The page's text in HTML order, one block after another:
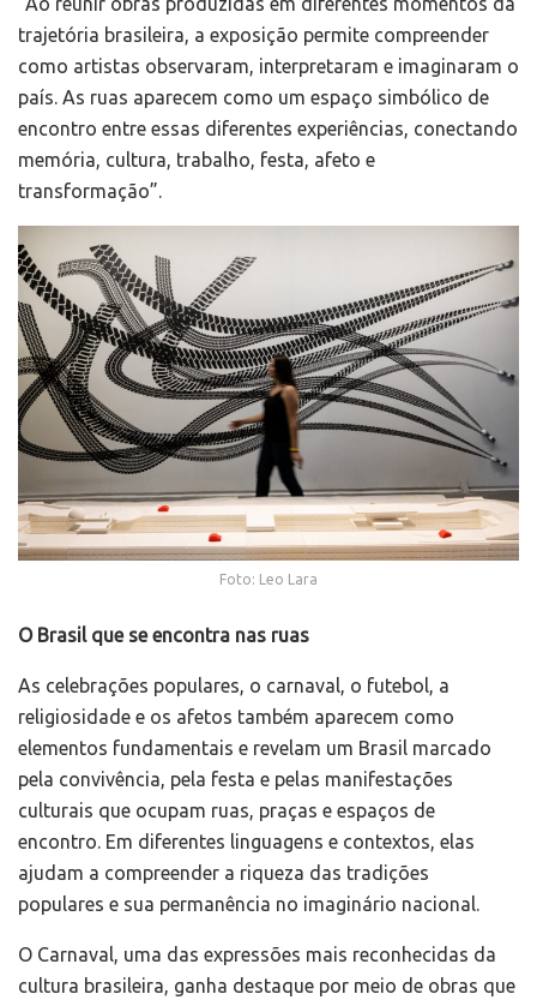
trajetória brasileira, a exposição permite compreender
como artistas observaram, interpretaram e imaginaram o
país. As ruas aparecem como um espaço simbólico de
encontro entre essas diferentes experiências, conectando
memória, cultura, trabalho, festa, afeto e
transformação”.
Foto: Leo Lara
O Brasil que se encontra nas ruas
As celebrações populares, o carnaval, o futebol, a
religiosidade e os afetos também aparecem como
elementos fundamentais e revelam um Brasil marcado
pela convivência, pela festa e pelas manifestações
culturais que ocupam ruas, praças e espaços de
encontro. Em diferentes linguagens e contextos, elas
ajudam a compreender a riqueza das tradições
populares e sua permanência no imaginário nacional.
O Carnaval, uma das expressões mais reconhecidas da
cultura brasileira, ganha destaque por meio de obras que